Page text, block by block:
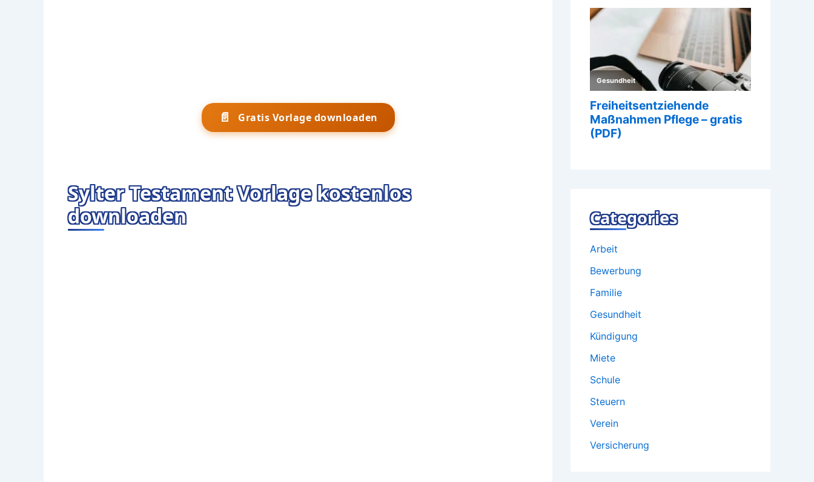
📄 Gratis Vorlage downloaden
Sylter Testament Vorlage kostenlos
downloaden
Categories
Arbeit
Bewerbung
Familie
Gesundheit
Kündigung
Miete
Schule
Steuern
Verein
Versicherung